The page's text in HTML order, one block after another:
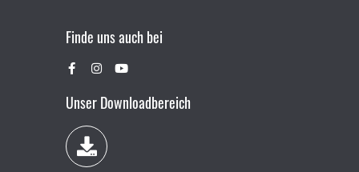
Finde uns auch bei
Unser Downloadbereich